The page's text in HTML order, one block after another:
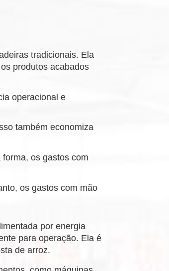
tradicionais. Ela
produtos acabados
operacional e
também economiza
os gastos com
os gastos com mão
por energia
para operação. Ela é
de arroz.